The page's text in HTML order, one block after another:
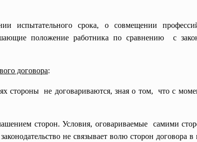
испытательного срока, о совмещении
положение работника по сравнению с
договора:
стороны не договариваются, зная о том, что с
сторон. Условия, оговариваемые самими
не связывает волю сторон договора в